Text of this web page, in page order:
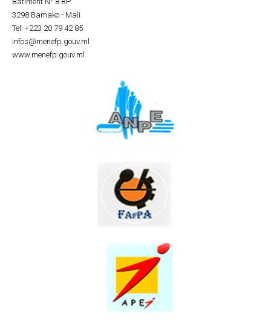
3298 Bamako - Mali
Tel: +223 20 79 42 85
infos@menefp.gouv.ml
www.menefp.gouv.ml